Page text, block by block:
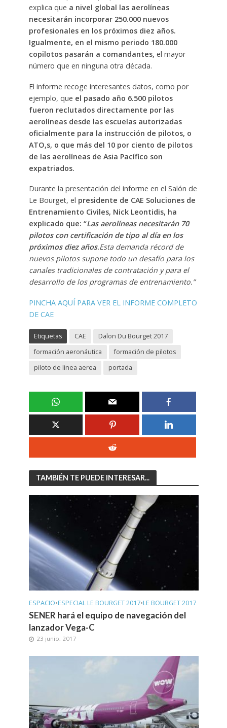
explica que a nivel global las aerolíneas
necesitarán incorporar 250.000 nuevos
profesionales en los próximos diez años.
Igualmente, en el mismo periodo 180.000
copilotos pasarán a comandantes, el mayor
número que en ninguna otra década.
El informe recoge interesantes datos, como por
ejemplo, que el pasado año 6.500 pilotos
fueron reclutados directamente por las
aerolíneas desde las escuelas autorizadas
oficialmente para la instrucción de pilotos, o
ATO,s, o que más del 10 por ciento de pilotos
de las aerolíneas de Asia Pacífico son
expatriados.
Durante la presentación del informe en el Salón de
Le Bourget, el presidente de CAE Soluciones de
Entrenamiento Civiles, Nick Leontidis, ha
explicado que: “Las aerolíneas necesitarán 70
pilotos con certificación de tipo al día en los
próximos diez años.Esta demanda récord de
nuevos pilotos supone todo un desafío para los
canales tradicionales de contratación y para el
desarrollo de los programas de entrenamiento.”
PINCHA AQUÍ PARA VER EL INFORME COMPLETO
DE CAE
Etiquetas CAE
Dalon Du Bourget 2017
formación aeronáutica
formación de pilotos
piloto de linea aerea
portada
TAMBIÉN TE PUEDE INTERESAR...
ESPACIO•ESPECIAL LE BOURGET 2017•LE BOURGET 2017
SENER hará el equipo de navegación del
lanzador Vega-C
23 junio, 2017